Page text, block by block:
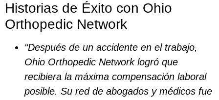
Historias de Éxito con Ohio
Orthopedic Network
“Después de un accidente en el trabajo,
Ohio Orthopedic Network logró que
recibiera la máxima compensación laboral
posible. Su red de abogados y médicos fue